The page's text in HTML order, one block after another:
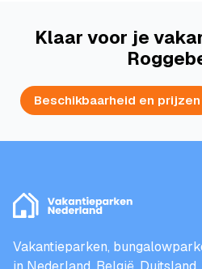
Klaar voor je
Beschikbaarheid en prijzen
Vakantieparken,